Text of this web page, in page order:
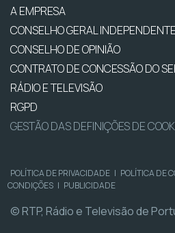
A EMPRESA
CONSELHO GERAL
CONSELHO DE OPINIÃO
CONTRATO DE CONCESSÃO DO
RÁDIO E TELEVISÃO
RGPD
GESTÃO DAS DEFINIÇÕES DE
POLÍTICA DE PRIVACIDADE | POLÍTICA DE
CONDIÇÕES | PUBLICIDADE
© RTP, Rádio e Televisão de